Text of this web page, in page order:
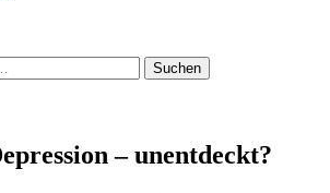
– unentdeckt?